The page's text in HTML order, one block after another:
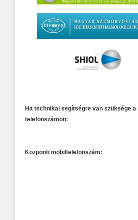
Ha technikai segítségre van szüksége
telefonszámon:
Központi mobiltelefonszám: